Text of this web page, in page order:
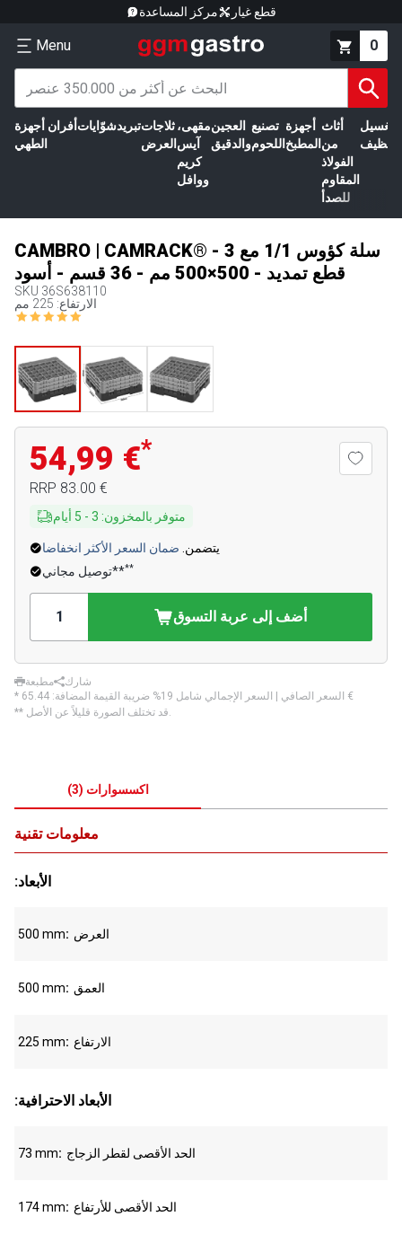
مركز المساعدة قطع غيار
Menu 0
أجهزة
الطهي
أفران شوّاياتتبريدثلاجات
العرض
مقهى،
آيس
كريم
ووافل
العجين
والدقيق
تصنيع
اللحوم
أجهزة
المطبخ
أثاث
من
الفولاذ
المقاوم
للصدأ
الغسيل
CAMBRO | CAMRACK® - سلة كؤوس 1/1 مع 3
قطع تمديد - 500×500 مم - 36 قسم - أسود
SKU 36S638110
الارتفاع: 225 مم
54,99 €*
RRP ‏83.00 €
متوفر بالمخزون:
3
-
5 أيام
يتضمن. ضمان السعر الأكثر انخفاضا
توصيل مجاني****
أضف إلى عربة التسوق
مطبعة
شارك
* السعر الصافي | السعر الإجمالي شامل 19% ضريبة القيمة المضافة: ‏65.44 €
** قد تختلف الصورة قليلاً عن الأصل.
اكسسوارات (
3
)
معلومات تقنية
:الأبعاد
500 mm العرض
500 mm العمق
225 mm الارتفاع
:الأبعاد الاحترافية
73 mm الحد الأقصى لقطر الزجاج
174 mm الحد الأقصى للأرتفاع